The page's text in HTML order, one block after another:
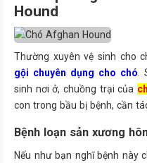
Hound
Thường xuyên vệ sinh cho
gội chuyên dụng cho chó
sinh nơi ở, chuồng trại của
con trong bầu bị bệnh, cần
Bệnh loạn sản xương
Nếu như bạn nghĩ bệnh này